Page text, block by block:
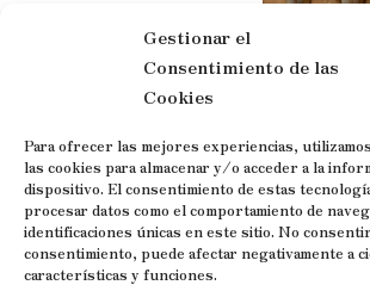
Gestionar el
Consentimiento de las
Cookies
Para ofrecer las mejores experiencias,
las cookies para almacenar y/o acceder a la
dispositivo. El consentimiento de estas
procesar datos como el comportamiento de
identificaciones únicas en este sitio. No
consentimiento, puede afectar negativamente a
características y funciones.
Estavisita
conCATA
INCLUIDA
diversifica